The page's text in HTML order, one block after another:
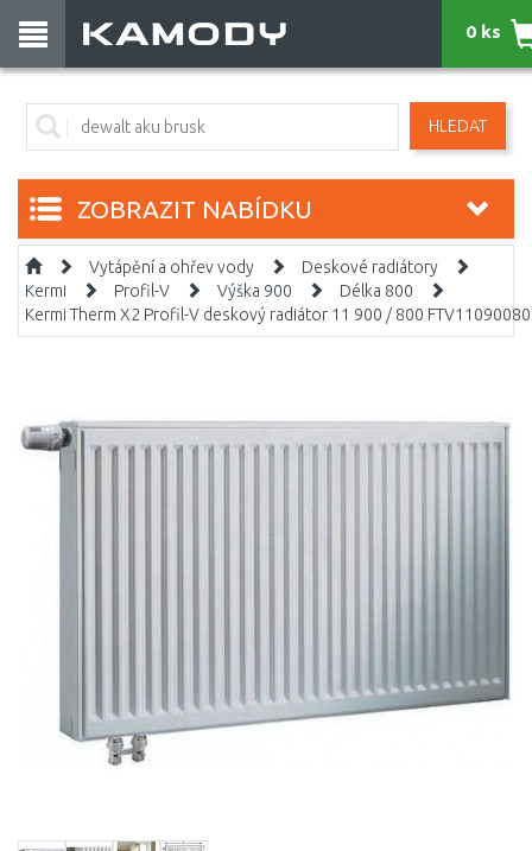
HLEDAT
0 ks
ZOBRAZIT NABÍDKU
Vytápění a ohřev vody
Deskové radiátory
Kermi
Profil-V Výška 900
Délka 800
Kermi Therm X2 Profil-V deskový radiátor 11 900 / 800